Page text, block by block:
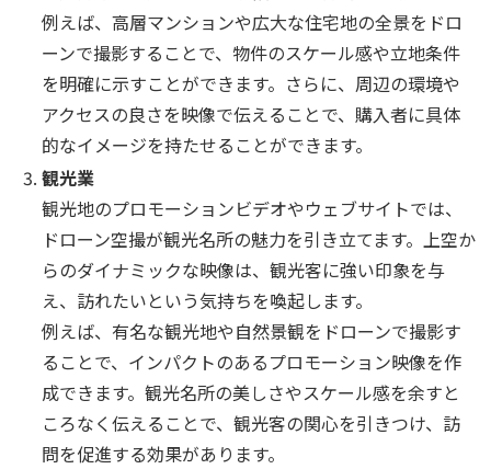
例えば、高層マンションや広大な住宅地の全景をドロ
ーンで撮影することで、物件のスケール感や立地条件
を明確に示すことができます。さらに、周辺の環境や
アクセスの良さを映像で伝えることで、購入者に具体
的なイメージを持たせることができます。
観光業
観光地のプロモーションビデオやウェブサイトでは、
ドローン空撮が観光名所の魅力を引き立てます。上空か
らのダイナミックな映像は、観光客に強い印象を与
え、訪れたいという気持ちを喚起します。
例えば、有名な観光地や自然景観をドローンで撮影す
ることで、インパクトのあるプロモーション映像を作
成できます。観光名所の美しさやスケール感を余すと
ころなく伝えることで、観光客の関心を引きつけ、訪
問を促進する効果があります。